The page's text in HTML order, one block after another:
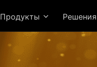
Продукты